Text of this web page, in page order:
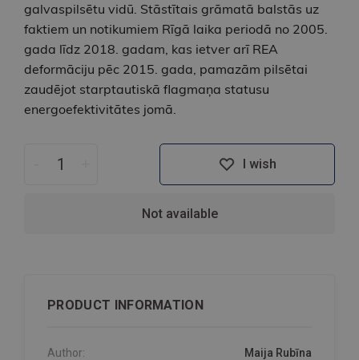
galvaspilsētu vidū. Stāstītais grāmatā balstās uz
faktiem un notikumiem Rīgā laika periodā no 2005.
gada līdz 2018. gadam, kas ietver arī REA
deformāciju pēc 2015. gada, pamazām pilsētai
zaudējot starptautiskā flagmaņa statusu
energoefektivitātes jomā.
I wish
Not available
PRODUCT INFORMATION
Author: Maija Rubīna